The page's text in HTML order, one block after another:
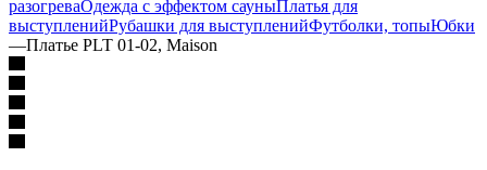
разогреваОдежда с эффектом сауныПлатья для
выступленийРубашки для выступленийФутболки, топыЮбки
—Платье PLT 01-02, Maison